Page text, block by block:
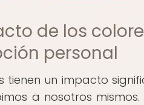
de los
personal
tienen un impacto
a nosotros